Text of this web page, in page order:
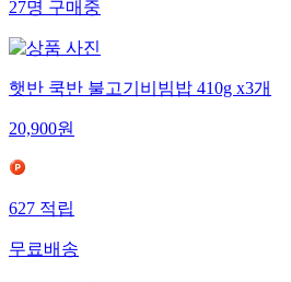
27명구매중
햇반 쿡반 불고기비빔밥 410g x3개
20,900원
627적립
무료배송